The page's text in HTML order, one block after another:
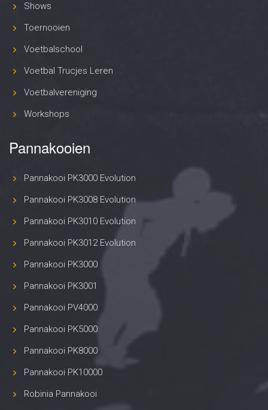
Shows
Toernooien
Voetbalschool
Voetbal Trucjes Leren
Voetbalvereniging
Workshops
Pannakooien
Pannakooi PK3000 Evolution
Pannakooi PK3008 Evolution
Pannakooi PK3010 Evolution
Pannakooi PK3012 Evolution
Pannakooi PK3000
Pannakooi PK3001
Pannakooi PV4000
Pannakooi PK5000
Pannakooi PK8000
Pannakooi PK10000
Robinia Pannakooi